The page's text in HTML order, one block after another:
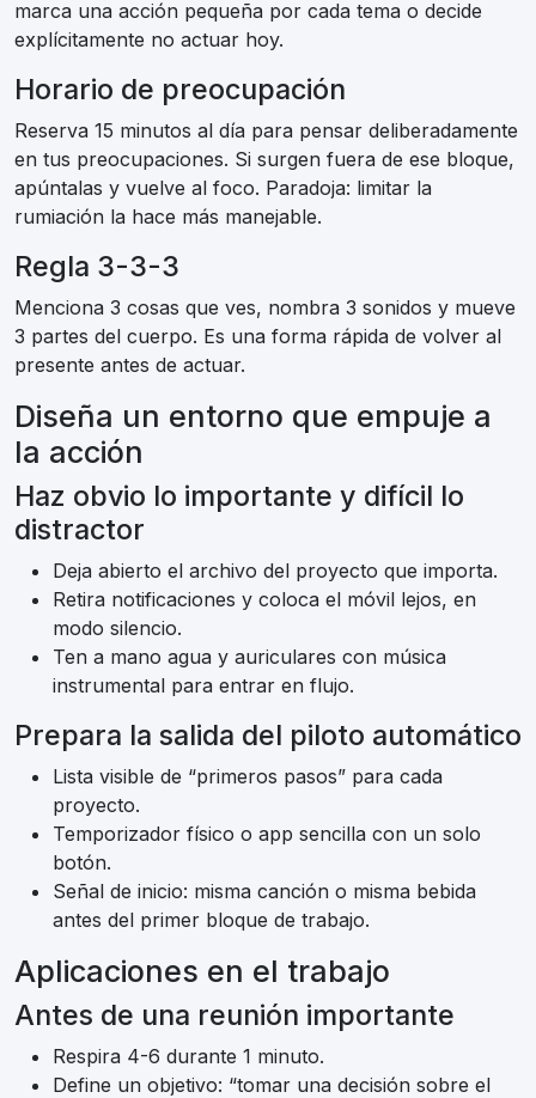
marca una acción pequeña por cada tema o decide
explícitamente no actuar hoy.
Horario de preocupación
Reserva 15 minutos al día para pensar deliberadamente
en tus preocupaciones. Si surgen fuera de ese bloque,
apúntalas y vuelve al foco. Paradoja: limitar la
rumiación la hace más manejable.
Regla 3-3-3
Menciona 3 cosas que ves, nombra 3 sonidos y mueve
3 partes del cuerpo. Es una forma rápida de volver al
presente antes de actuar.
Diseña un entorno que empuje a
la acción
Haz obvio lo importante y difícil lo
distractor
Deja abierto el archivo del proyecto que importa.
Retira notificaciones y coloca el móvil lejos, en
modo silencio.
Ten a mano agua y auriculares con música
instrumental para entrar en flujo.
Prepara la salida del piloto automático
Lista visible de “primeros pasos” para cada
proyecto.
Temporizador físico o app sencilla con un solo
botón.
Señal de inicio: misma canción o misma bebida
antes del primer bloque de trabajo.
Aplicaciones en el trabajo
Antes de una reunión importante
Respira 4-6 durante 1 minuto.
Define un objetivo: “tomar una decisión sobre el